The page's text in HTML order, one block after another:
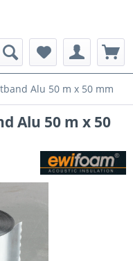
Alu 50 m x 50 mm
Alu 50 m x 50